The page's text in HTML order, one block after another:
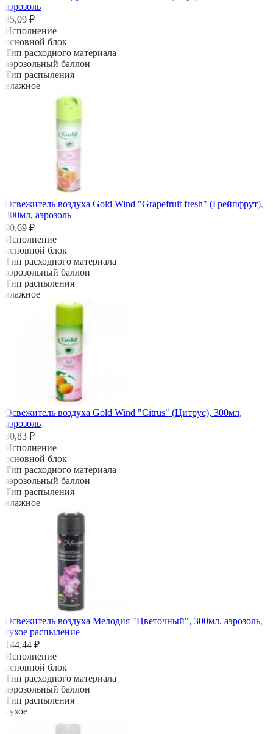
аэрозоль
85,09 ₽
Исполнение
основной блок
Тип расходного материала
аэрозольный баллон
Тип распыления
влажное
Освежитель воздуха Gold Wind "Grapefruit fresh" (Грейпфрут),
300мл, аэрозоль
90,69 ₽
Исполнение
основной блок
Тип расходного материала
аэрозольный баллон
Тип распыления
влажное
Освежитель воздуха Gold Wind "Citrus" (Цитрус), 300мл,
аэрозоль
90,83 ₽
Исполнение
основной блок
Тип расходного материала
аэрозольный баллон
Тип распыления
влажное
Освежитель воздуха Мелодия "Цветочный", 300мл, аэрозоль,
сухое распыление
144,44 ₽
Исполнение
основной блок
Тип расходного материала
аэрозольный баллон
Тип распыления
сухое